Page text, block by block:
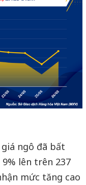
ngô đã bất
lên trên 237
mức tăng cao